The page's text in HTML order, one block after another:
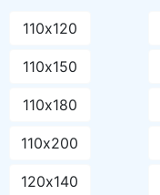
110х120
110х150
110х180
110х200
120х140